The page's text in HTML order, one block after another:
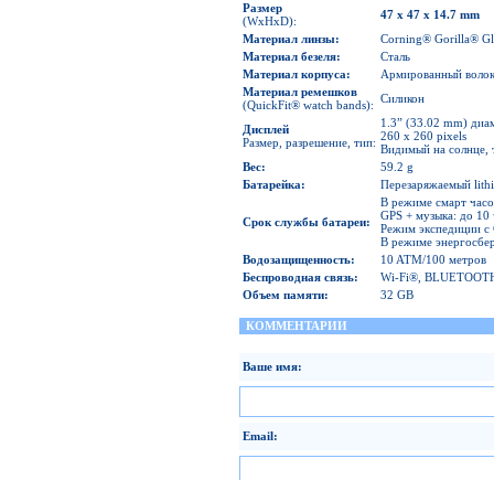
Размер
(WxHxD):
47 x 47 x 14.7 mm
Материал линзы:
Corning® Gorilla®
Материал безеля:
Сталь
Материал корпуса:
Армированный
Материал ремешков
(QuickFit® watch bands): Силикон
Дисплей
Размер, разрешение, тип:
1.3” (33.02 mm)
260 x 260 pixels
Видимый на солнце,
Вес:
59.2 g
Батарейка: Перезаряжаемый
Срок службы батареи:
В режиме смарт
GPS + музыка: до
Режим экспедиции с
В режиме
Водозащищенность:
10 ATM/100 метров
Беспроводная связь:
Wi-Fi®,
Объем памяти: 32 GB
КОММЕНТАРИИ
Ваше имя:
Email: